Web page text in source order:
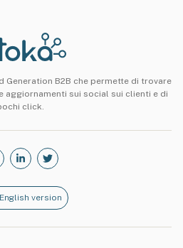
Generation B2B che permette di trovare
aggiornamenti sui social sui clienti e di
click.
English version